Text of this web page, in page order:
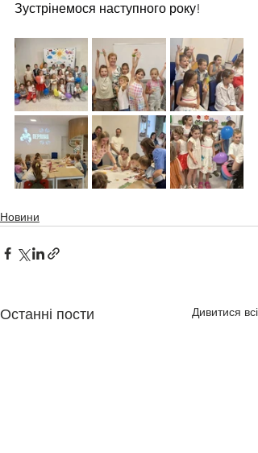
Зустрінемося наступного року!
Новини
Останні пости Дивитися всі